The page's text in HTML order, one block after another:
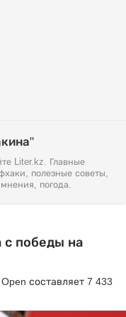
Liter.kz. Главные
полезные советы,
погода.
с победы на
составляет 7 433